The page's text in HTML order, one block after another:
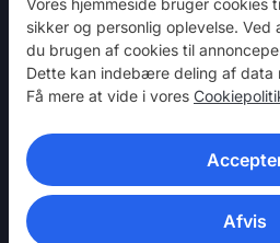
Vores hjemmeside bruger cookies
sikker og personlig oplevelse.
du brugen af ​​cookies til
Dette kan indebære deling af data
Få mere at vide i vores
Afvis
NordVPN
Vær med
Hjælp
Opdag
VPN-APPS